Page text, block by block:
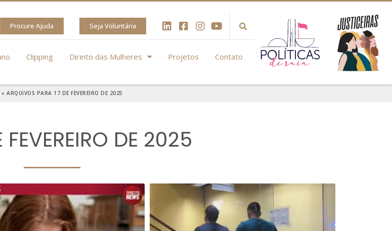
Procure Ajuda Seja Voluntária
Clipping Direito das Mulheres Projetos Contato
» ARQUIVOS PARA 17 DE FEVEREIRO DE 2025
FEVEREIRO DE 2025